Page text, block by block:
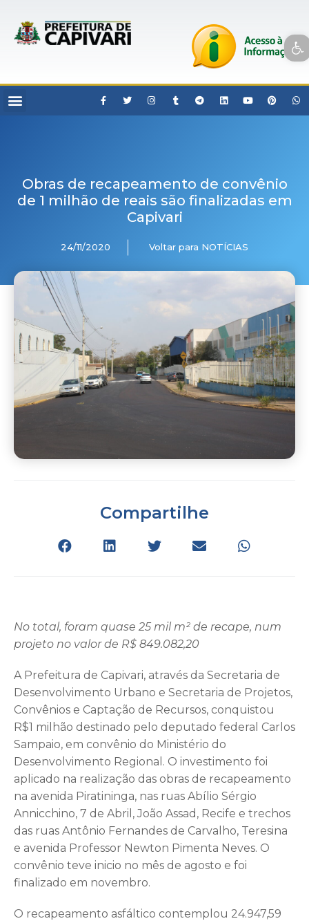
Open toolbar
Obras de recapeamento de convênio
de 1 milhão de reais são finalizadas em
Capivari
24/11/2020 Voltar para NOTÍCIAS
Compartilhe
No total, foram quase 25 mil m² de recape, num
projeto no valor de R$ 849.082,20
A Prefeitura de Capivari, através da Secretaria de
Desenvolvimento Urbano e Secretaria de Projetos,
Convênios e Captação de Recursos, conquistou
R$1 milhão destinado pelo deputado federal Carlos
Sampaio, em convênio do Ministério do
Desenvolvimento Regional. O investimento foi
aplicado na realização das obras de recapeamento
na avenida Piratininga, nas ruas Abílio Sérgio
Annicchino, 7 de Abril, João Assad, Recife e trechos
das ruas Antônio Fernandes de Carvalho, Teresina
e avenida Professor Newton Pimenta Neves. O
convênio teve inicio no mês de agosto e foi
finalizado em novembro.
O recapeamento asfáltico contemplou 24.947,59